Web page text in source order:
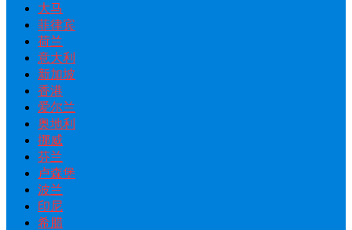
大马
菲律宾
荷兰
意大利
新加坡
香港
爱尔兰
奥地利
挪威
芬兰
卢森堡
波兰
印尼
希腊